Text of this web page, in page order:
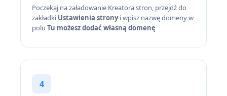
Poczekaj na załadowanie Kreatora stron, przejdź do
zakładki Ustawienia stronyi wpisz nazwę domeny w
polu Tu możesz dodać własną domenę
4